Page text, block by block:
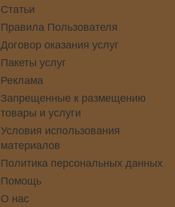
Статьи
Правила Пользователя
Договор оказания услуг
Пакеты услуг
Реклама
Запрещенные к размещению
товары и услуги
Условия использования
материалов
Политика персональных данных
Помощь
О нас